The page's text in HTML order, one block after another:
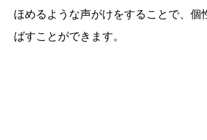
ほめるような声がけをすることで、個
ばすことができます。